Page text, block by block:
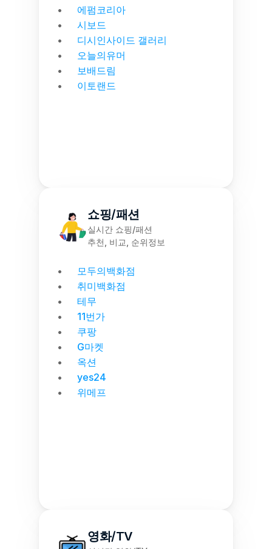
에펌코리아
시보드
디시인사이드 갤러리
오늘의유머
보배드림
이토랜드
쇼핑/패션
실시간 쇼핑/패션
추천, 비교, 순위정보
모두의백화점
취미백화점
테무
11번가
쿠팡
G마켓
옥션
yes24
위메프
영화/TV